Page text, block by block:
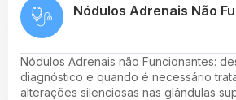
Nódulos Adrenais Não
Nódulos Adrenais não Funcionantes:
diagnóstico e quando é necessário
alterações silenciosas nas glândulas